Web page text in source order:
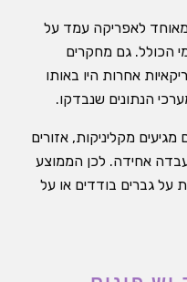
לאפריקה עמד על
הכולל. גם מחקרים
אחרות היו באותו
הנתונים שנבדקו.
מקליניקות, אזורים
אחידה. לכן הממוצע
על גברים בודדים או על